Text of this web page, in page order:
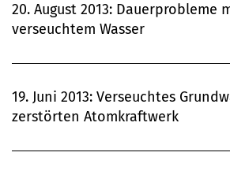
20. August 2013: Dauerprobleme
verseuchtem Wasser
19. Juni 2013: Verseuchtes
zerstörten Atomkraftwerk